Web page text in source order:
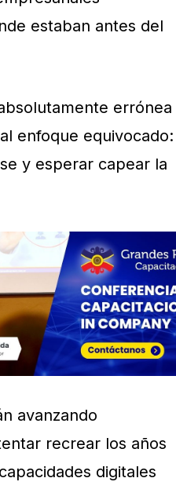
estaban antes del
errónea
enfoque equivocado:
y esperar capear la
avanzando
recrear los años
digitales